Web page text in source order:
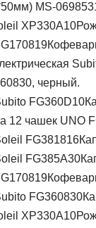
MS-
черный.